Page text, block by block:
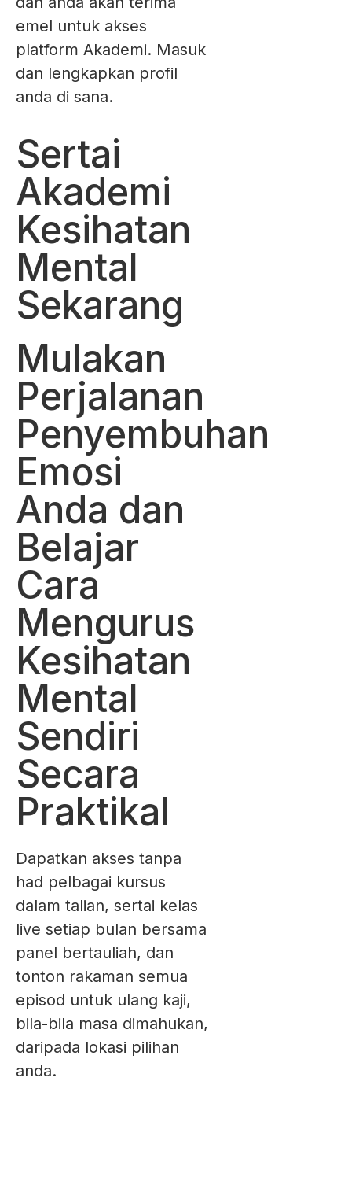
emel untuk akses
platform Akademi. Masuk
dan lengkapkan profil
anda di sana.
Sertai
Akademi
Kesihatan
Mental
Sekarang
Mulakan
Perjalanan
Penyembuhan
Emosi
Anda dan
Belajar
Cara
Mengurus
Kesihatan
Mental
Sendiri
Secara
Praktikal
Dapatkan akses tanpa
had pelbagai kursus
dalam talian, sertai kelas
live setiap bulan bersama
panel bertauliah, dan
tonton rakaman semua
episod untuk ulang kaji,
bila-bila masa dimahukan,
daripada lokasi pilihan
anda.